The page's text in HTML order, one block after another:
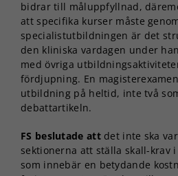
bidrar till måluppfyllnad,
att specifika kurser måste
specialistutbildningen är det
den kliniska vardagen under
med övriga
fördjupning. En
utbildning på heltid, inte två
debattartikeln.
FS beslutade attdet inte ska
sektionerna att ställa skall-krav
som innebär en betydande